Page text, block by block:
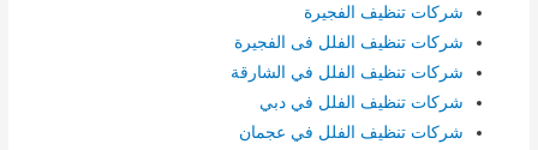
شركات تنظيف الفجيرة
شركات تنظيف الفلل فى الفجيرة
شركات تنظيف الفلل في الشارقة
شركات تنظيف الفلل في دبي
شركات تنظيف الفلل في عجمان